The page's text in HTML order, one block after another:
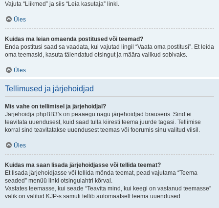
Vajuta “Liikmed” ja siis “Leia kasutaja” linki.
Üles
Kuidas ma leian omaenda postitused või teemad?
Enda postitusi saad sa vaadata, kui vajutad lingil “Vaata oma postitusi”. Et leida
oma teemasid, kasuta täiendatud otsingut ja määra valikud sobivaks.
Üles
Tellimused ja järjehoidjad
Mis vahe on tellimisel ja järjehoidjal?
Järjehoidja phpBB3's on peaaegu nagu järjehoidjad brauseris. Sind ei
teavitata uuendusest, kuid saad tulla kiiresti teema juurde tagasi. Tellimise
korral sind teavitatakse uuendusest teemas või foorumis sinu valitud viisil.
Üles
Kuidas ma saan lisada järjehoidjasse või tellida teemat?
Et lisada järjehoidjasse või tellida mõnda teemat, pead vajutama “Teema
seaded” menüü linki otsingulahtri kõrval.
Vastates teemasse, kui seade “Teavita mind, kui keegi on vastanud teemasse”
valik on valitud KJP-s samuti tellib automaatselt teema uuendused.